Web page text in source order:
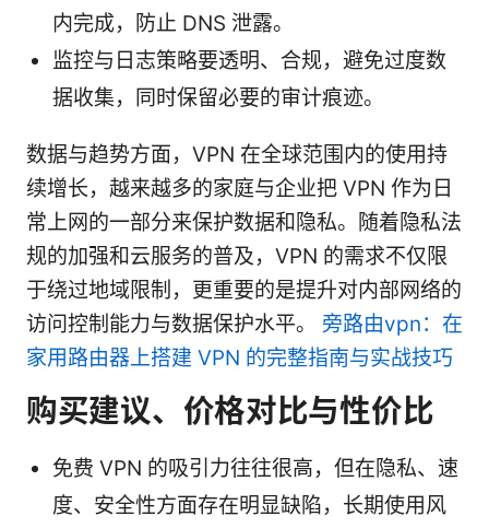
内完成，防止 DNS 泄露。
监控与日志策略要透明、合规，避免过度数
据收集，同时保留必要的审计痕迹。
数据与趋势方面，VPN 在全球范围内的使用持
续增长，越来越多的家庭与企业把 VPN 作为日
常上网的一部分来保护数据和隐私。随着隐私法
规的加强和云服务的普及，VPN 的需求不仅限
于绕过地域限制，更重要的是提升对内部网络的
访问控制能力与数据保护水平。 旁路由vpn：在
家用路由器上搭建 VPN 的完整指南与实战技巧
购买建议、价格对比与性价比
免费 VPN 的吸引力往往很高，但在隐私、速
度、安全性方面存在明显缺陷，长期使用风